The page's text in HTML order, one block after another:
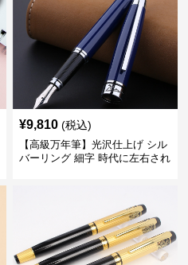
¥9,810 (税込)
【高級万年筆】光沢仕上げ シル
バーリング 細字 時代に左右され